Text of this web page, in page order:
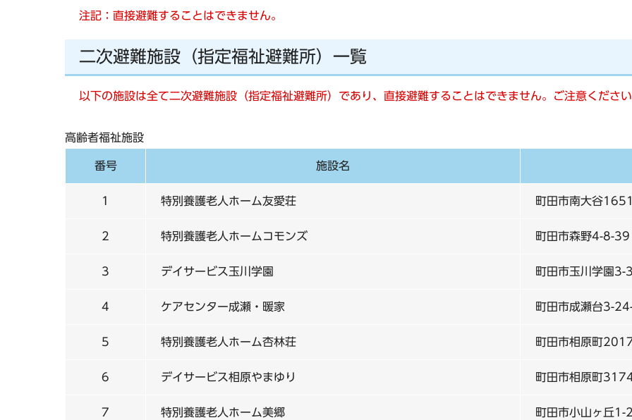
注記：直接避難することはできません。
二次避難施設（指定福祉避難所）一覧
以下の施設は全て二次避難施設（指定福祉避難所）であり、直接避難することはできません。ご注意ください
高齢者福祉施設
番号 施設名
1 特別養護老人ホーム友愛荘 町田市南大谷
2 特別養護老人ホームコモンズ 町田市森野4-8-39
3 デイサービス玉川学園 町田市玉川学園3-
4 ケアセンター成瀬・暖家 町田市成瀬台3-
5 特別養護老人ホーム杏林荘 町田市相原町
6 デイサービス相原やまゆり 町田市相原町
7 特別養護老人ホーム美郷 町田市小山ヶ丘1-